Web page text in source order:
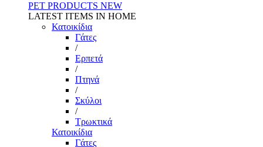
PET PRODUCTS NEW
LATEST ITEMS IN HOME
Κατοικίδια
Γάτες
/
Ερπετά
/
Πτηνά
/
Σκύλοι
/
Τρωκτικά
Κατοικίδια
Γάτες